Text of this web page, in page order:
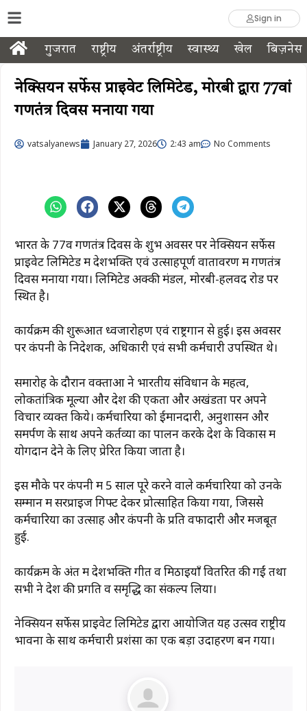
Sign in
गुजरात राष्ट्रीय अंतर्राष्ट्रीय स्वास्थ्य खेल बिज़नेस
नेक्सियन सर्फेस प्राइवेट लिमिटेड, मोरबी द्वारा 77वां
गणतंत्र दिवस मनाया गया
vatsalyanews January 27, 2026 2:43 am No Comments
भारत के 77वें गणतंत्र दिवस के शुभ अवसर पर नेक्सियन सर्फेस
प्राइवेट लिमिटेड में देशभक्ति एवं उत्साहपूर्ण वातावरण में गणतंत्र
दिवस मनाया गया। लिमिटेड अक्की मंडल, मोरबी-हलवद रोड पर
स्थित है।
कार्यक्रम की शुरूआत ध्वजारोहण एवं राष्ट्रगान से हुई। इस अवसर
पर कंपनी के निदेशक, अधिकारी एवं सभी कर्मचारी उपस्थित थे।
समारोह के दौरान वक्ताओं ने भारतीय संविधान के महत्व,
लोकतांत्रिक मूल्यों और देश की एकता और अखंडता पर अपने
विचार व्यक्त किये। कर्मचारियों को ईमानदारी, अनुशासन और
समर्पण के साथ अपने कर्तव्यों का पालन करके देश के विकास में
योगदान देने के लिए प्रेरित किया जाता है।
इस मौके पर कंपनी में 5 साल पूरे करने वाले कर्मचारियों को उनके
सम्मान में सरप्राइज गिफ्ट देकर प्रोत्साहित किया गया, जिससे
कर्मचारियों का उत्साह और कंपनी के प्रति वफादारी और मजबूत
हुई.
कार्यक्रम के अंत में देशभक्ति गीत व मिठाइयाँ वितरित की गईं तथा
सभी ने देश की प्रगति व समृद्धि का संकल्प लिया।
नेक्सियन सर्फेस प्राइवेट लिमिटेड द्वारा आयोजित यह उत्सव राष्ट्रीय
भावना के साथ कर्मचारी प्रशंसा का एक बड़ा उदाहरण बन गया।